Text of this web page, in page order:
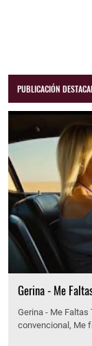
PUBLICACIÓN
Gerina - Me
Gerina - Me
convencional, Me